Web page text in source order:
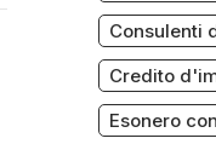
Consulenti
Credito
Esonero